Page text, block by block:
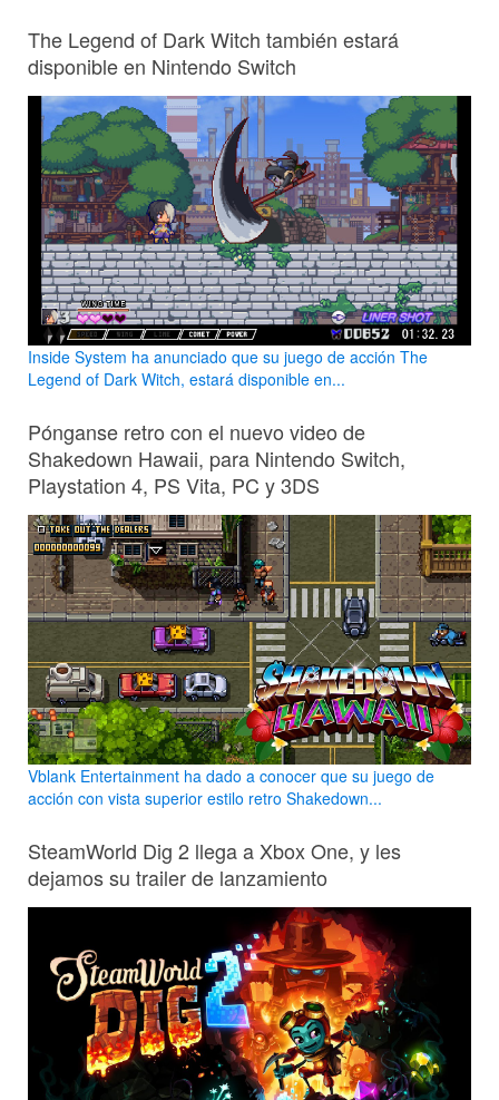
The Legend of Dark Witch también estará
disponible en Nintendo Switch
Inside System ha anunciado que su juego de acción The
Legend of Dark Witch, estará disponible en...
Pónganse retro con el nuevo video de
Shakedown Hawaii, para Nintendo Switch,
Playstation 4, PS Vita, PC y 3DS
Vblank Entertainment ha dado a conocer que su juego de
acción con vista superior estilo retro Shakedown...
SteamWorld Dig 2 llega a Xbox One, y les
dejamos su trailer de lanzamiento